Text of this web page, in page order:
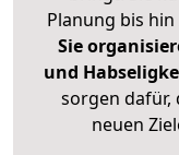
Planung bis
Sie
und
sorgen dafür,
neuen